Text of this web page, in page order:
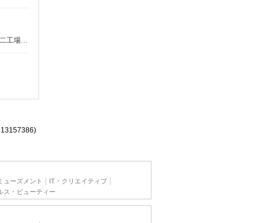
■くらづくり本舗 第三工場 埼玉県川越市古谷上5323 ※当社は、第三工場のほか、 第一工場（埼玉県川越市久保町5番地3） 第二工場（埼玉県川越市西小仙波町1-6-3） の製造工場があります。 状況によっては、工場間異動もございますので、その際は事前に相談に応じます。
ューズメント
IT・クリエイティブ
ス・ビューティー